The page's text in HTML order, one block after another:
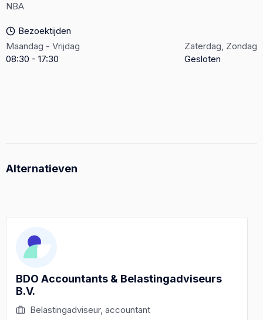
NBA
Bezoektijden
Maandag - Vrijdag
08:30 - 17:30
Zaterdag, Zondag
Gesloten
Alternatieven
BDO Accountants & Belastingadviseurs
B.V.
Belastingadviseur, accountant